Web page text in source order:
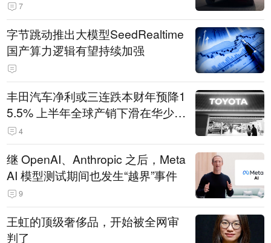
7
字节跳动推出大模型SeedRealtime
国产算力逻辑有望持续加强
丰田汽车净利或三连跌本财年预降1
5.5% 上半年全球产销下滑在华少卖
14.3万辆
4
继 OpenAI、Anthropic 之后，Meta
AI 模型测试期间也发生“越界”事件
9
王虹的顶级奢侈品，开始被全网审
判了